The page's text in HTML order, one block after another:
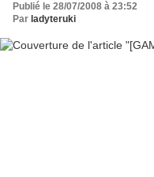
Publié le 28/07/2008 à 23:52
Par ladyteruki